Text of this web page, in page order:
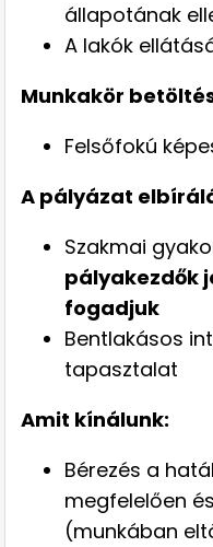
állapotának
A lakók
Munkakör
Felsőfokú
A pályázat
Szakmai
pályakezdők
fogadjuk
Bentlakásos
tapasztalat
Amit kínálunk:
Bérezés a
megfelelően
(munkában